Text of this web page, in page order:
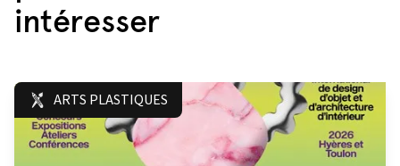
intéresser
ARTS PLASTIQUES